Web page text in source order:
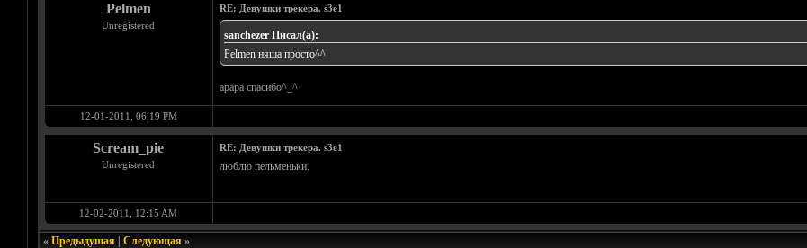
Pelmen
Unregistered
RE: Девушки трекера. s3e1
sanchezer Писал(а):
Pelmen няша просто^^
арара спасибо^_^
12-01-2011, 06:19 PM
Scream_pie
Unregistered
RE: Девушки трекера. s3e1
люблю пельменьки.
12-02-2011, 12:15 AM
« Предыдущая| Следующая»